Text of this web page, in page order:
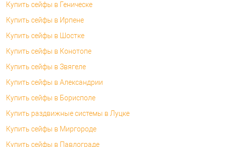
Купить сейфы в Геническе
Купить сейфы в Ирпене
Купить сейфы в Шостке
Купить сейфы в Конотопе
Купить сейфы в Звягеле
Купить сейфы в Александрии
Купить сейфы в Борисполе
Купить раздвижные системы в Луцке
Купить сейфы в Миргороде
Купить сейфы в Павлограде